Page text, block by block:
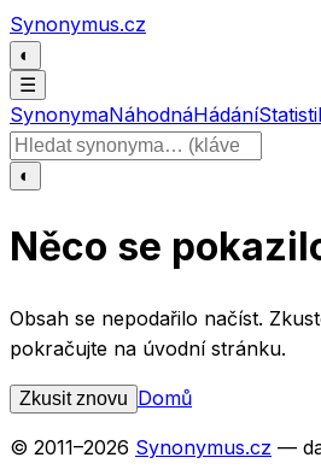
Přeskočit na obsah
Synonymus.cz
◐
☰
SynonymaNáhodnáHádání
Hledat slovo
◐
Něco se
Obsah se nepodařilo načíst.
pokračujte na úvodní stránku.
Zkusit znovu Domů
© 2011–2026 Synonymus.cz —